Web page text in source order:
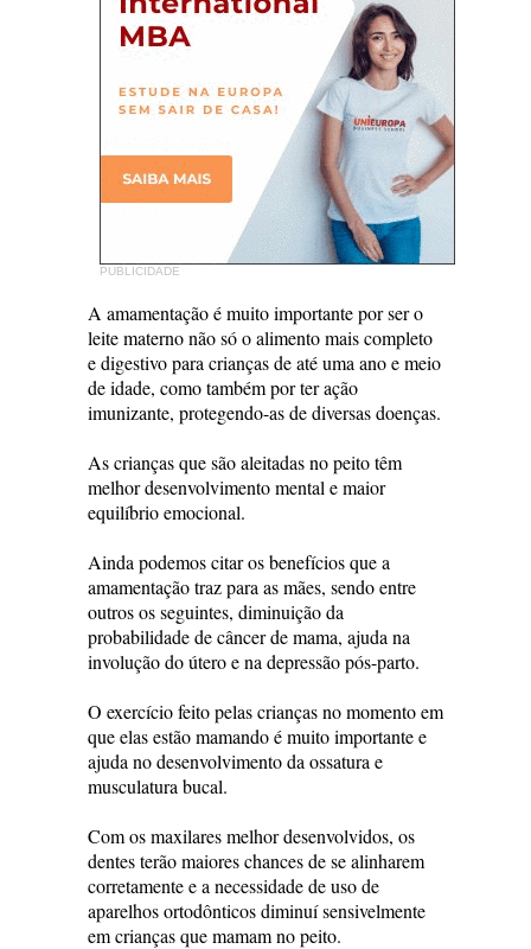
PUBLICIDADE
A amamentação é muito importante por ser o
leite materno não só o alimento mais completo
e digestivo para crianças de até uma ano e meio
de idade, como também por ter ação
imunizante, protegendo-as de diversas doenças.
As crianças que são aleitadas no peito têm
melhor desenvolvimento mental e maior
equilíbrio emocional.
Ainda podemos citar os benefícios que a
amamentação traz para as mães, sendo entre
outros os seguintes, diminuição da
probabilidade de câncer de mama, ajuda na
involução do útero e na depressão pós-parto.
O exercício feito pelas crianças no momento em
que elas estão mamando é muito importante e
ajuda no desenvolvimento da ossatura e
musculatura bucal.
Com os maxilares melhor desenvolvidos, os
dentes terão maiores chances de se alinharem
corretamente e a necessidade de uso de
aparelhos ortodônticos diminuí sensivelmente
em crianças que mamam no peito.